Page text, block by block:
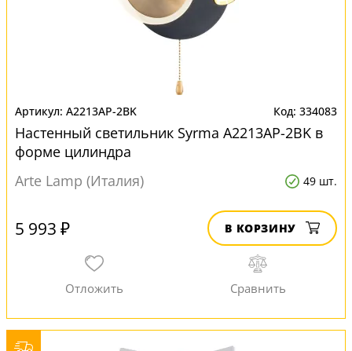
A2213AP-2BK 334083
Настенный светильник Syrma A2213AP-2BK в
форме цилиндра
Arte Lamp (Италия)
49 шт.
5 993 ₽ В КОРЗИНУ